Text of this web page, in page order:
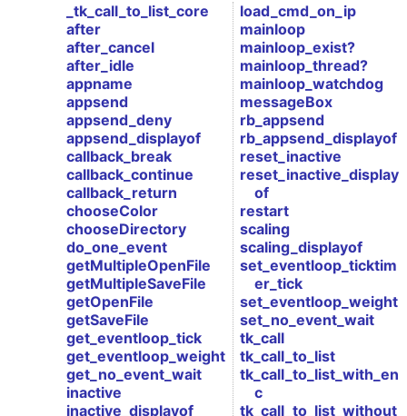
_tk_call_to_list_core
after
after_cancel
after_idle
appname
appsend
appsend_deny
appsend_displayof
callback_break
callback_continue
callback_return
chooseColor
chooseDirectory
do_one_event
getMultipleOpenFile
getMultipleSaveFile
getOpenFile
getSaveFile
get_eventloop_tick
get_eventloop_weight
get_no_event_wait
inactive
inactive_displayof
load_cmd_on_ip
mainloop
mainloop_exist?
mainloop_thread?
mainloop_watchdog
messageBox
rb_appsend
rb_appsend_displayof
reset_inactive
reset_inactive_display
of
restart
scaling
scaling_displayof
set_eventloop_ticktim
er_tick
set_eventloop_weight
set_no_event_wait
tk_call
tk_call_to_list
tk_call_to_list_with_en
c
tk_call_to_list_without